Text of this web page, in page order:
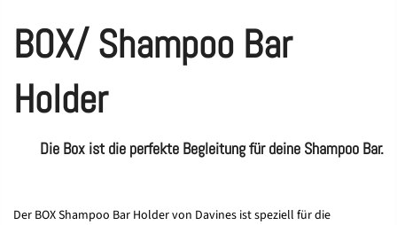
BOX/ Shampoo Bar
Holder
Die Box ist die perfekte Begleitung für deine Shampoo Bar.
Der BOX Shampoo Bar Holder von Davines ist speziell für die